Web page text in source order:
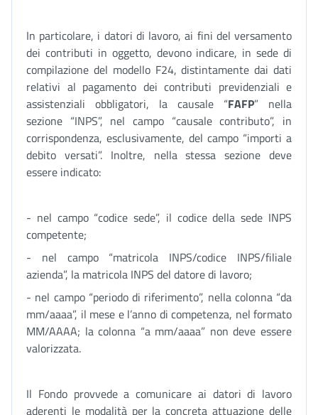
In particolare, i datori di lavoro, ai fini del versamento
dei contributi in oggetto, devono indicare, in sede di
compilazione del modello F24, distintamente dai dati
relativi al pagamento dei contributi previdenziali e
assistenziali obbligatori, la causale “FAFP” nella
sezione “INPS”, nel campo “causale contributo”, in
corrispondenza, esclusivamente, del campo “importi a
debito versati”. Inoltre, nella stessa sezione deve
essere indicato:
- nel campo “codice sede”, il codice della sede INPS
competente;
- nel campo “matricola INPS/codice INPS/filiale
azienda”, la matricola INPS del datore di lavoro;
- nel campo “periodo di riferimento”, nella colonna “da
mm/aaaa”, il mese e l’anno di competenza, nel formato
MM/AAAA; la colonna “a mm/aaaa” non deve essere
valorizzata.
Il Fondo provvede a comunicare ai datori di lavoro
aderenti le modalità per la concreta attuazione delle